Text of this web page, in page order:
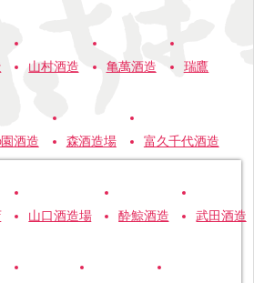
山村酒造 亀萬酒造 瑞鷹
酒造 森酒造場 富久千代酒造
山口酒造場 酔鯨酒造 武田酒造